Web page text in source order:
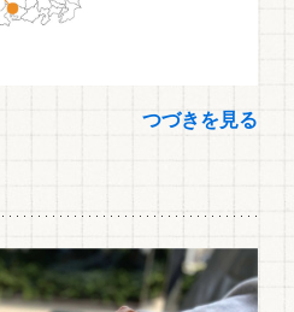
つづきを見る